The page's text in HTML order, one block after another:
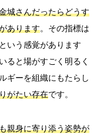
城さんだったらどうす
あります。その指標は
いう感覚があります
ると場がすごく明るく
ギーを組織にもたらし
がたい存在です。
親身に寄り添う姿勢が